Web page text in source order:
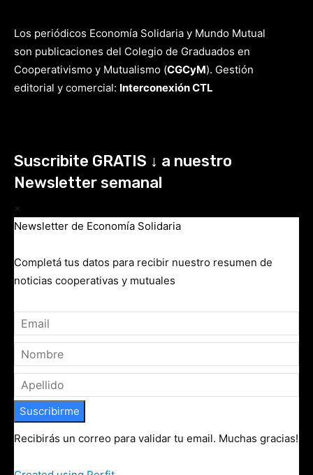
Los periódicos Economía Solidaria y Mundo Mutual
son publicaciones del Colegio de Graduados en
Cooperativismo y Mutualismo (CGCyM). Gestión
editorial y comercial: Interconexión CTL
Suscribite GRATIS ↓ a nuestro
Newsletter semanal
×
Newsletter de Economía Solidaria
Completá tus datos para recibir nuestro resumen de
noticias cooperativas y mutuales
Suscribirme
Recibirás un correo para validar tu email. Muchas gracias!